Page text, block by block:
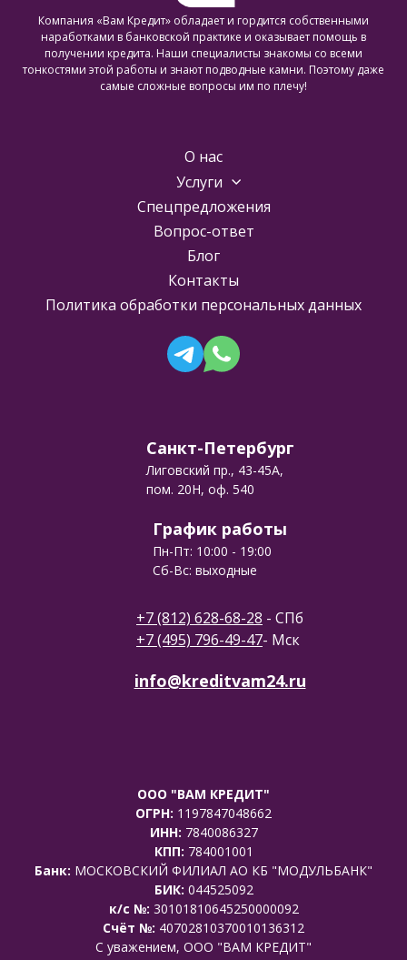
Компания «Вам Кредит» обладает и гордится собственными
наработками в банковской практике и оказывает помощь в
получении кредита. Наши специалисты знакомы со всеми
тонкостями этой работы и знают подводные камни. Поэтому даже
самые сложные вопросы им по плечу!
О нас
Услуги
Спецпредложения
Вопрос-ответ
Блог
Контакты
Политика обработки персональных данных
Санкт-Петербург
Лиговский пр., 43-45А,
пом. 20Н, оф. 540
График работы
Пн-Пт: 10:00 - 19:00
Сб-Вс: выходные
+7 (812) 628-68-28 - СПб
+7 (495) 796-49-47- Мск
info@kreditvam24.ru
ООО "ВАМ КРЕДИТ"
ОГРН: 1197847048662
ИНН: 7840086327
КПП: 784001001
Банк: МОСКОВСКИЙ ФИЛИАЛ АО КБ "МОДУЛЬБАНК"
БИК: 044525092
к/с №: 30101810645250000092
Счёт №: 40702810370010136312
C уважением, ООО "ВАМ КРЕДИТ"